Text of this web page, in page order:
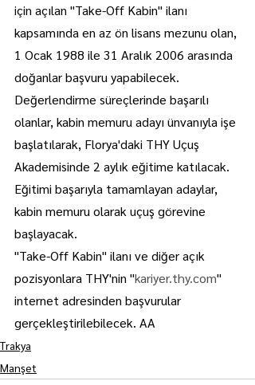
için açılan "Take-Off Kabin" ilanı
kapsamında en az ön lisans mezunu olan,
1 Ocak 1988 ile 31 Aralık 2006 arasında
doğanlar başvuru yapabilecek.
Değerlendirme süreçlerinde başarılı
olanlar, kabin memuru adayı ünvanıyla işe
başlatılarak, Florya'daki THY Uçuş
Akademisinde 2 aylık eğitime katılacak.
Eğitimi başarıyla tamamlayan adaylar,
kabin memuru olarak uçuş görevine
başlayacak.
"Take-Off Kabin" ilanı ve diğer açık
pozisyonlara THY'nin "kariyer.thy.com"
internet adresinden başvurular
gerçekleştirilebilecek. AA
Trakya
Manşet